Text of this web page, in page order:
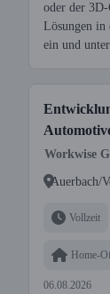
oder der
Lösungen in
ein und
Workwise
Auerbach/
Vollzeit
Home-
06.08.2026